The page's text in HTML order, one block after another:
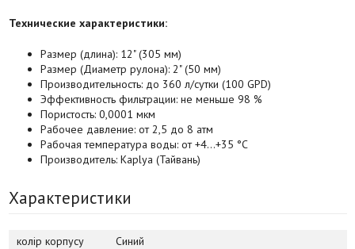
Технические характеристики:
Размер (длина): 12" (305 мм)
Размер (Диаметр рулона): 2" (50 мм)
Производительность: до 360 л/сутки (100 GPD)
Эффективность фильтрации: не меньше 98 %
Пористость: 0,0001 мкм
Рабочее давление: от 2,5 до 8 атм
Рабочая температура воды: от +4…+35 °С
Производитель: Kaplya (Тайвань)
Характеристики
колір корпусу
Синий